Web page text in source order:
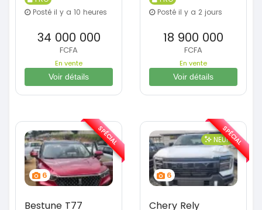
Posté il y a 10 heures
34 000 000
FCFA
En vente
Voir détails
Posté il y a 2 jours
18 900 000
FCFA
En vente
Voir détails
6
Bestune T77
SPÉCIAL
6
NEUF
Chery Rely
SPÉCIAL